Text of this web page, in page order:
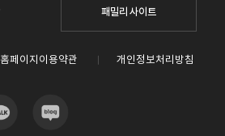
패밀리 사이트
홈페이지이용약관 개인정보처리방침